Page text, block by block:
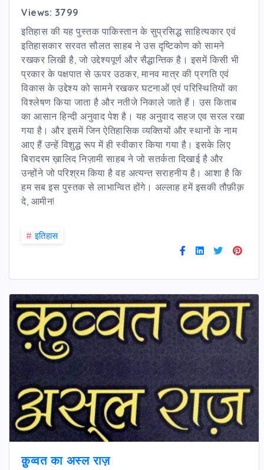
Views: 3799
इतिहास की यह पुस्तक पाकिस्तान के सुप्रसिद्ध साहित्यकार एवं
इतिहासकार सरवत सौलत साहब ने उस दृष्टिकोण को सामने
रखकर लिखी है, जो उद्देश्यपूर्ण और सैद्धान्तिक है। इसमें किसी भी
प्रकार के पक्षपात से ऊपर उठकर, मानव मात्र की प्रगति एवं
विकास के उद्देश्य को सामने रखकर घटनाओं एवं परिस्थितियों का
विश्लेषण किया जाता है और नतीजे निकाले जाते हैं। उस किताब
का आसान हिन्दी अनुवाद पेश है। यह अनुवाद सहज एव सरल रखा
गया है। और इसमें जिन ऐतिहासिक व्यक्तियों और स्थानों के नाम
आए हैं उन्हें विशुद्ध रूप में ही स्वीकार किया गया है। इसके लिए
बिरादरम ख़ालिद निज़ामी साहब ने जो सतर्कता दिखाई है और
उन्होंने जो परिश्रम किया है वह अत्यन्त सराहनीय है। आशा है कि
हम सब इस पुस्तक से लाभान्वित होंगे। अल्लाह हमें इसकी तौफ़ीक़
दे, आमीन!
# इतिहास
क़ुव्वत का अस्ल राज़